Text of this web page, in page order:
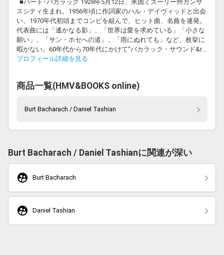
■バート･バカラック 1928年5月12日、米国ミズーリー州カンザ
スシティ生まれ。1956年頃に作詞家のハル・デイヴィッドと出会
い、1970年代初頭までコンビを組んで、ヒット曲、名曲を連発。
代表曲には「遙かなる影」、「世界は愛を求めている」「小さな
願い」、「サン・ホセへの道」、「雨にぬれても」など、枚挙に
暇がない。60年代から70年代にかけて“バカラック・サウンド&r...
プロフィール詳細を見る
商品一覧(HMV&BOOKS online)
Burt Bacharach / Daniel Tashian
Burt Bacharach / Daniel Tashianに関連が深い
supervised_user_circle Burt Bacharach
supervised_user_circle Daniel Tashian